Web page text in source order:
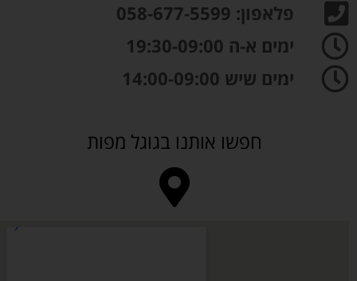
פלאפון: 058-677-5599
ימים א-ה 19:30-09:00
ימים שיש 14:00-09:00
חפשו אותנו בגוגל מפות